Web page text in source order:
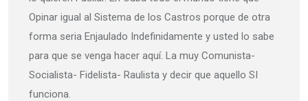
Opinar igual al Sistema de los Castros porque de otra
forma seria Enjaulado Indefinidamente y usted lo sabe
para que se venga hacer aquí. La muy Comunista-
Socialista- Fidelista- Raulista y decir que aquello SI
funciona.